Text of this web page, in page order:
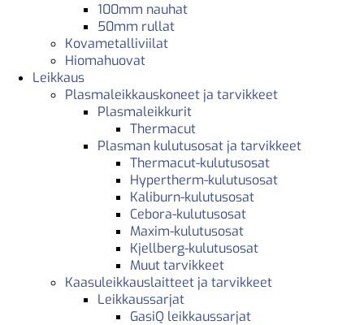
100mm nauhat
50mm rullat
Kovametalliviilat
Hiomahuovat
Leikkaus
Plasmaleikkauskoneet ja tarvikkeet
Plasmaleikkurit
Thermacut
Plasman kulutusosat ja tarvikkeet
Thermacut-kulutusosat
Hypertherm-kulutusosat
Kaliburn-kulutusosat
Cebora-kulutusosat
Maxim-kulutusosat
Kjellberg-kulutusosat
Muut tarvikkeet
Kaasuleikkauslaitteet ja tarvikkeet
Leikkaussarjat
GasiQ leikkaussarjat